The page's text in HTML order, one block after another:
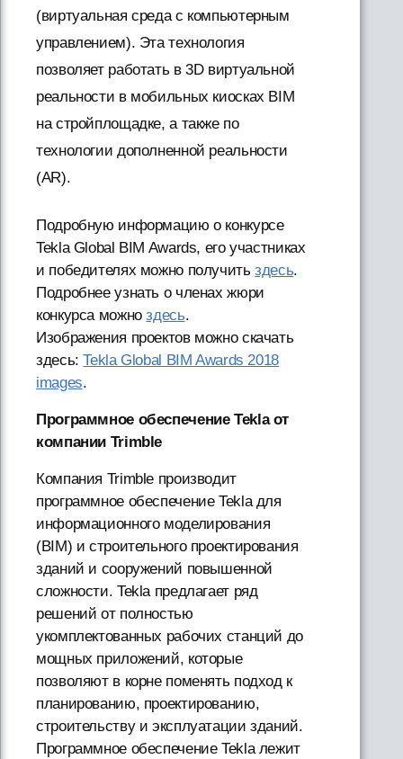
(виртуальная среда с компьютерным
управлением). Эта технология
позволяет работать в 3D виртуальной
реальности в мобильных киосках BIM
на стройплощадке, а также по
технологии дополненной реальности
(AR).
Подробную информацию о конкурсе
Tekla Global BIM Awards, его участниках
и победителях можно получитьздесь.
Подробнее узнать о членах жюри
конкурса можноздесь.
Изображения проектов можно скачать
здесь:Tekla Global BIM Awards 2018
images.
Программное обеспечение Tekla от
компании Trimble
Компания Trimble производит
программное обеспечение Tekla для
информационного моделирования
(BIM) и строительного проектирования
зданий и сооружений повышенной
сложности. Tekla предлагает ряд
решений от полностью
укомплектованных рабочих станций до
мощных приложений, которые
позволяют в корне поменять подход к
планированию, проектированию,
строительству и эксплуатации зданий.
Программное обеспечение Tekla лежит